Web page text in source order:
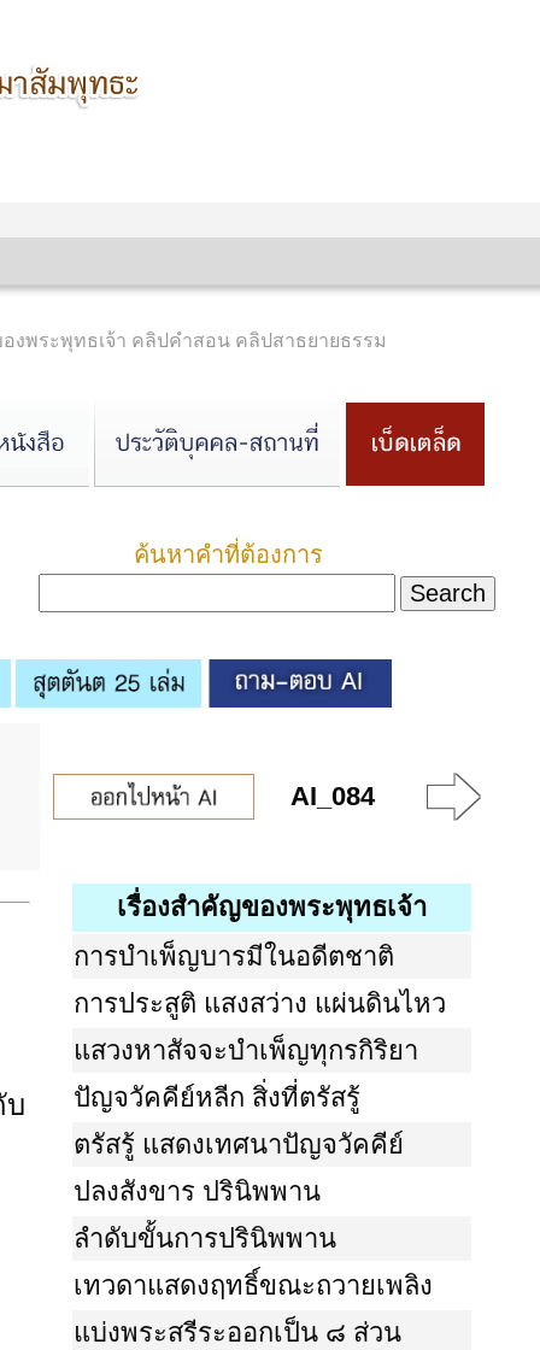
งพระพุทธเจ้า คลิปคำสอน คลิปสาธยายธรรม
ค้นหาคำที่ต้องการ
AI_084
บ
เรื่องสำคัญของพระพุทธเจ้า
การบำเพ็ญบารมีในอดีตชาติ
การประสูติ แสงสว่าง แผ่นดินไหว
แสวงหาสัจจะบำเพ็ญทุกรกิริยา
ปัญจวัคคีย์หลีก สิ่งที่ตรัสรู้
ตรัสรู้ แสดงเทศนาปัญจวัคคีย์
ปลงสังขาร ปรินิพพาน
ลำดับขั้นการปรินิพพาน
เทวดาแสดงฤทธิ์ขณะถวายเพลิง
แบ่งพระสรีระออกเป็น ๘ ส่วน